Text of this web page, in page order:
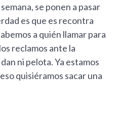
se ponen a pasar
es que es recontra
a quién llamar para
reclamos ante la
ni pelota. Ya estamos
quisiéramos sacar una